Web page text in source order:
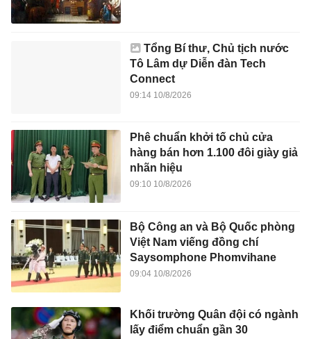
Tổng Bí thư, Chủ tịch nước
Tô Lâm dự Diễn đàn Tech
Connect
09:14 10/8/2026
Phê chuẩn khởi tố chủ cửa
hàng bán hơn 1.100 đôi giày giả
nhãn hiệu
09:10 10/8/2026
Bộ Công an và Bộ Quốc phòng
Việt Nam viếng đồng chí
Saysomphone Phomvihane
09:04 10/8/2026
Khối trường Quân đội có ngành
lấy điểm chuẩn gần 30